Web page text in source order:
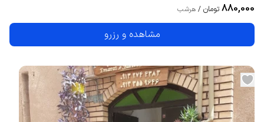
880,000 تومان / هرشب
مشاهده و رزرو